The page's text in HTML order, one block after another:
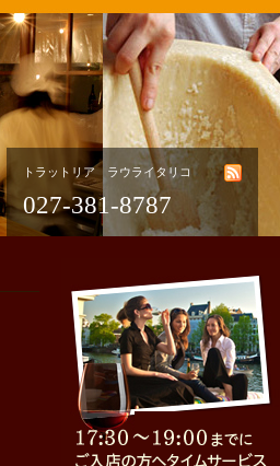
トラットリア ラウライタリコ
027-381-8787